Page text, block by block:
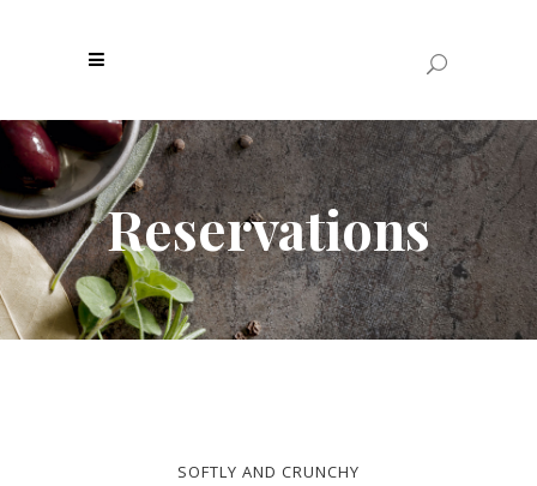
Reservations
SOFTLY AND CRUNCHY